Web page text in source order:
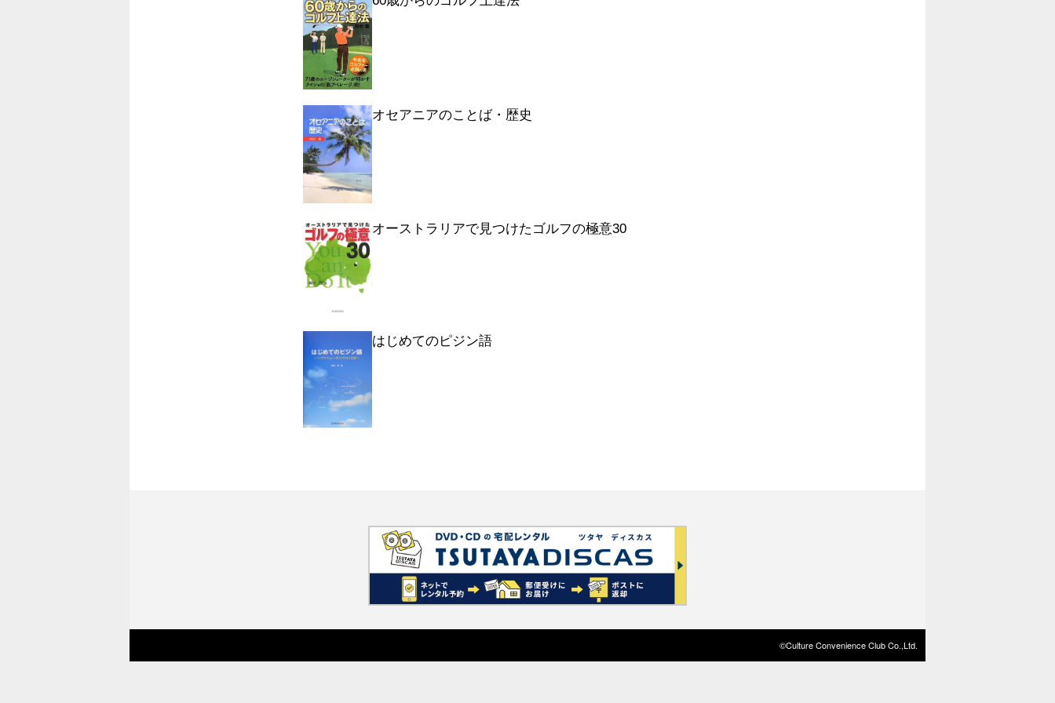
オセアニアのことば・歴史
オーストラリアで見つけたゴルフの極意30
はじめてのピジン語
©Culture Convenience Club Co.,Ltd.